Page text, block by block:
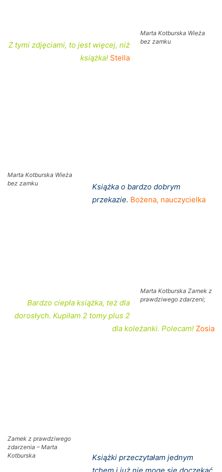
Marta Kotburska Wieża
bez zamku
Z tymi zdjęciami, to jest więcej, niż
książka! Stella
Marta Kotburska Wieża
bez zamku
Książka o bardzo dobrym
przekazie. Bożena, nauczycielka
Marta Kotburska Zamek z
prawdziwego zdarzeni;
Bardzo ciepła książka, też dla
dorosłych. Kupiłam 2 tomy plus 2
dla koleżanki. Polecam! Zosia
Zamek z prawdziwego
zdarzenia – Marta
Kotburska
Książki przeczytałam jednym